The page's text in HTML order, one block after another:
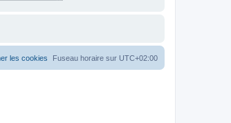
Fuseau horaire sur UTC+02:00
les cookies